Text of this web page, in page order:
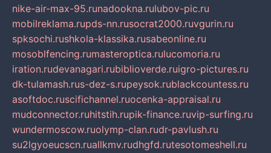
nike-air-max-95.runadookna.rulubov-pic.ru
mobilreklama.rupds-nn.rusocrat2000.ruvgurin.ru
spksochi.rushkola-klassika.rusabeonline.ru
mosoblfencing.rumasteroptica.rulucomoria.ru
iration.rudevanagari.rubiblioverde.ruigro-pictures.ru
dk-tulamash.rus-dez-s.rupeysok.rublackcountess.ru
asoftdoc.ruscifichannel.ruocenka-appraisal.ru
mudconnector.ruhitstih.rupik-finance.ruvip-surfing.ru
wundermoscow.ruolymp-clan.rudr-pavlush.ru
su2lgyoeucscn.ruallkmv.rudhgfd.rutesotomeshell.ru